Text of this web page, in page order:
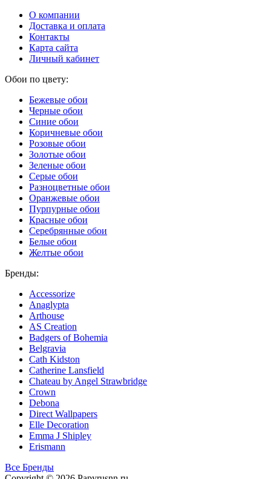
О компании
Доставка и оплата
Контакты
Карта сайта
Личный кабинет
Обои по цвету:
Бежевые обои
Черные обои
Синие обои
Коричневые обои
Розовые обои
Золотые обои
Зеленые обои
Серые обои
Разноцветные обои
Оранжевые обои
Пурпурные обои
Красные обои
Серебрянные обои
Белые обои
Желтые обои
Бренды:
Accessorize
Anaglypta
Arthouse
AS Creation
Badgers of Bohemia
Belgravia
Cath Kidston
Catherine Lansfield
Chateau by Angel Strawbridge
Crown
Debona
Direct Wallpapers
Elle Decoration
Emma J Shipley
Erismann
Все Бренды